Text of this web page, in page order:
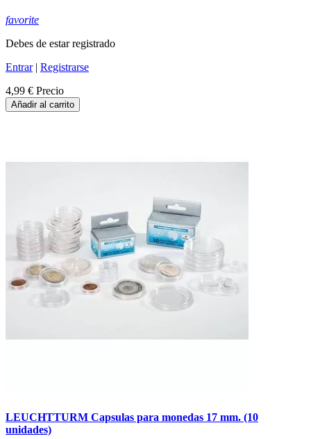
favorite
Debes de estar registrado
Entrar| Registrarse
4,99 € Precio
Añadir al carrito
LEUCHTTURM Capsulas para monedas 17 mm. (10
unidades)